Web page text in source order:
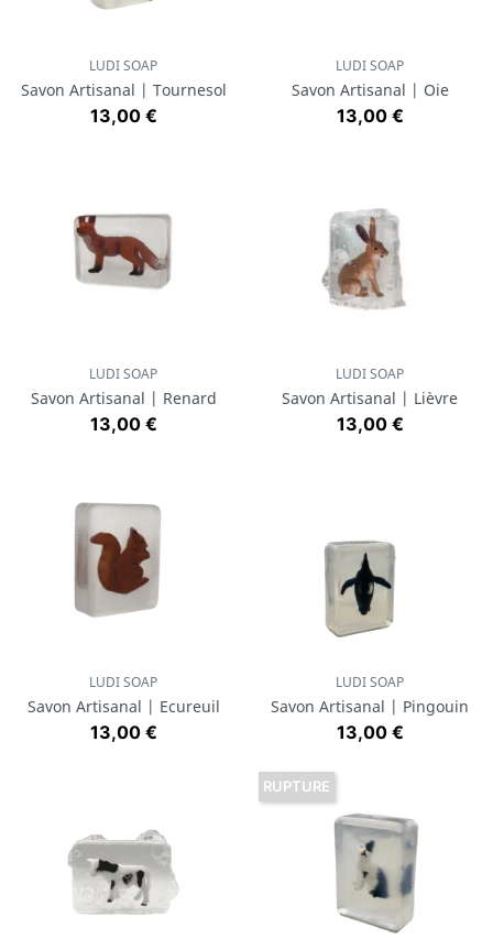
LUDI SOAP
Savon Artisanal | Tournesol
Prix
13,00 €
LUDI SOAP
Savon Artisanal | Oie
Prix
13,00 €
LUDI SOAP
Savon Artisanal | Renard
Prix
13,00 €
LUDI SOAP
Savon Artisanal | Lièvre
Prix
13,00 €
LUDI SOAP
Savon Artisanal | Ecureuil
Prix
13,00 €
LUDI SOAP
Savon Artisanal | Pingouin
Prix
13,00 €
RUPTURE